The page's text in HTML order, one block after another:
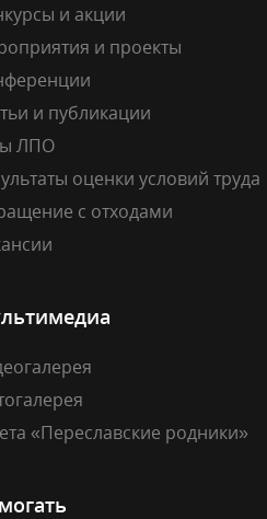
и акции
и проекты
и публикации
ЛПО
оценки условий труда
с отходами
«Переславские родники»